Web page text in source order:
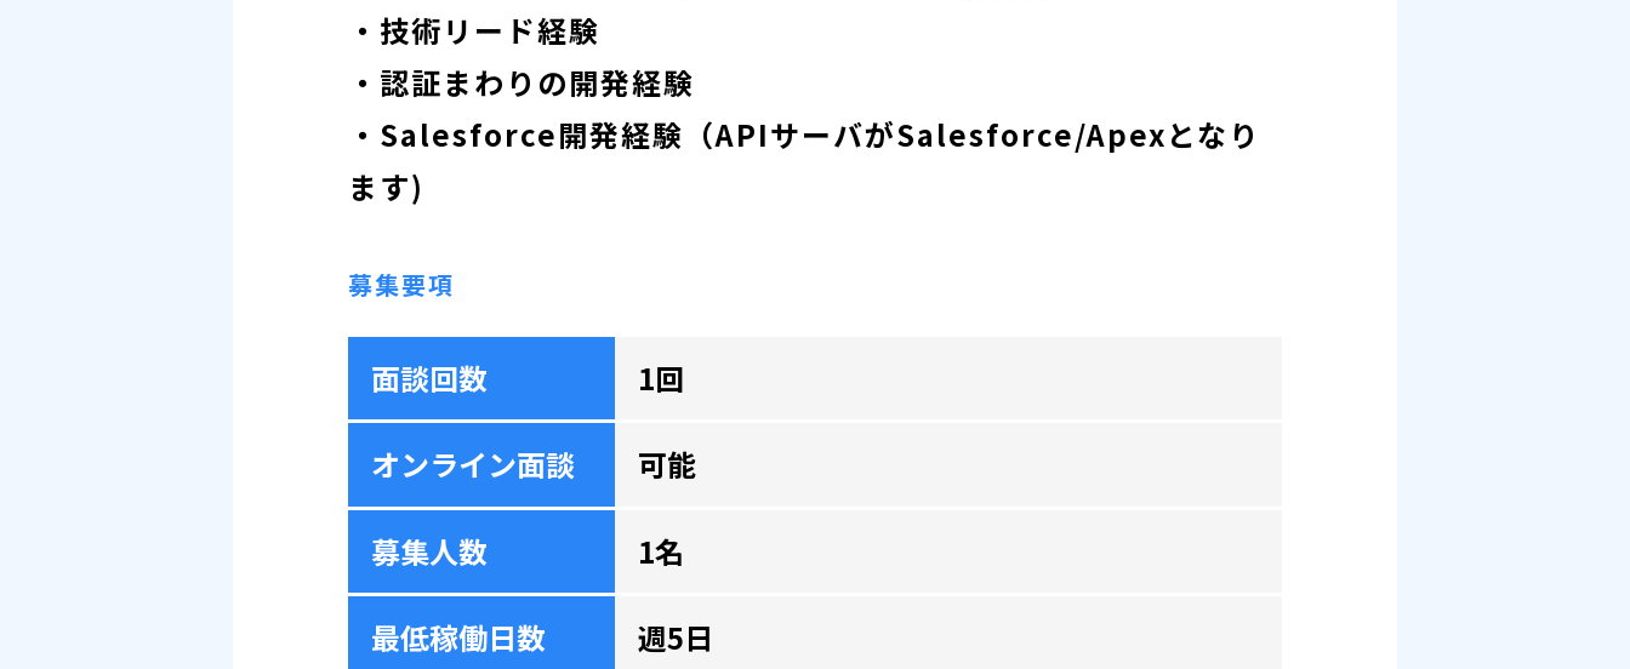
・技術リード経験
・認証まわりの開発経験
・Salesforce開発経験（APIサーバがSalesforce/Apexとなり
ます)
募集要項
面談回数 1回
オンライン面談 可能
募集人数 1名
最低稼働日数 週5日